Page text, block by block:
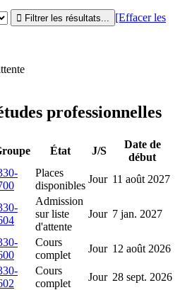
[Effacer les
professionnelles
État J/S
Date de
début
Places
disponibles
Jour 11 août 2027
Admission
sur liste
d'attente
Jour 7 jan. 2027
Cours
complet
Jour 12 août 2026
Cours
complet
Jour 28 sept. 2026